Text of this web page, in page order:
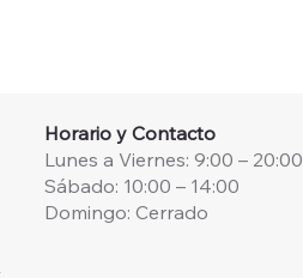
Horario y Contacto
Lunes a Viernes: 9:00 – 20:00
Sábado: 10:00 – 14:00
Domingo: Cerrado